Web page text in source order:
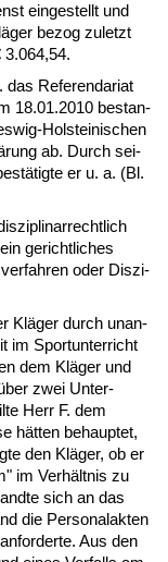
ein­ge­stellt und
be­zog zu­letzt
das Re­fe­ren­da­ri­at
18.01.2010 be­stan­
Hol­stei­ni­schen
ab. Durch sei­
er u. a. (Bl.
ge­richt­li­ches
oder Dis­zi­
Kläger durch un­an­
im Sport­un­ter­richt
dem Kläger und
zwei Un­ter­
Herr F. dem
hätten be­haup­tet,
den Kläger, ob er
im Verhält­nis zu
sich an das
die Per­so­nal­ak­ten
Aus den